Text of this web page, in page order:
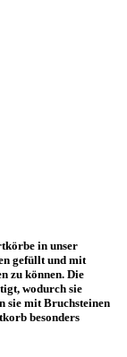
in unser
gefüllt und mit
zu können. Die
wodurch sie
sie mit Bruchsteinen
besonders